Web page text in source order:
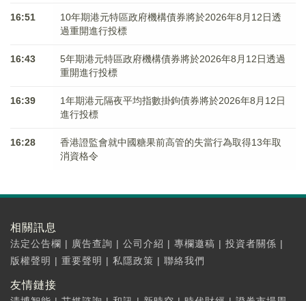
16:51
10年期港元特區政府機構債券將於2026年8月12日透
過重開進行投標
16:43
5年期港元特區政府機構債券將於2026年8月12日透過
重開進行投標
16:39
1年期港元隔夜平均指數掛鉤債券將於2026年8月12日
進行投標
16:28
香港證監會就中國糖果前高管的失當行為取得13年取
消資格令
相關訊息
法定公告欄 | 廣告查詢 | 公司介紹 | 專欄邀稿 | 投資者關係 |
版權聲明 | 重要聲明 | 私隱政策 | 聯絡我們
友情鏈接